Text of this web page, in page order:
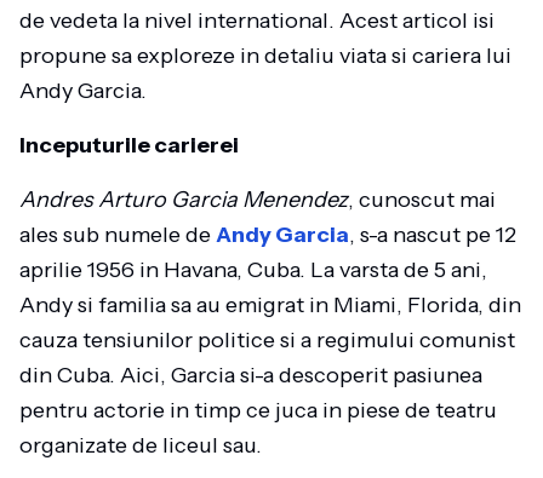
de vedeta la nivel international. Acest articol isi
propune sa exploreze in detaliu viata si cariera lui
Andy Garcia.
Inceputurile carierei
Andres Arturo Garcia Menendez, cunoscut mai
ales sub numele deAndy Garcia, s-a nascut pe 12
aprilie 1956 in Havana, Cuba. La varsta de 5 ani,
Andy si familia sa au emigrat in Miami, Florida, din
cauza tensiunilor politice si a regimului comunist
din Cuba. Aici, Garcia si-a descoperit pasiunea
pentru actorie in timp ce juca in piese de teatru
organizate de liceul sau.